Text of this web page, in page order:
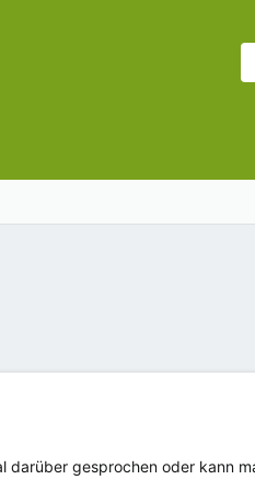
gesprochen oder kann